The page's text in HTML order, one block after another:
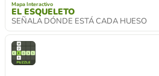
Mapa Interactivo
EL ESQUELETO
SEÑALA DÓNDE ESTÁ CADA HUESO